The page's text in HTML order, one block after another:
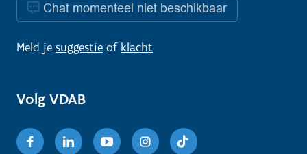
Chat momenteel niet beschikbaar
Meld je suggestie of klacht
Volg VDAB
FacebookLinkedinYoutubeInstagram